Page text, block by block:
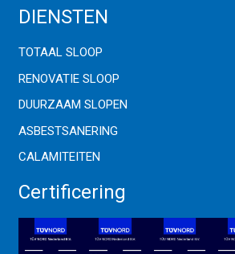
DIENSTEN
TOTAAL SLOOP
RENOVATIE SLOOP
DUURZAAM SLOPEN
ASBESTSANERING
CALAMITEITEN
Certificering